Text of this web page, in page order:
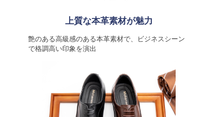
上質な本革素材が魅力
艶のある高級感のある本革素材で、ビジネスシーン
で格調高い印象を演出